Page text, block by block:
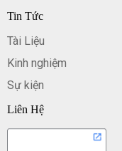
Tin Tức
Tài Liệu
Kinh nghiệm
Sự kiện
Liên Hệ